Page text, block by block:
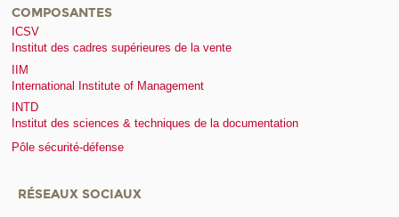
COMPOSANTES
ICSV
Institut des cadres supérieures de la vente
IIM
International Institute of Management
INTD
Institut des sciences & techniques de la documentation
Pôle sécurité-défense
RÉSEAUX SOCIAUX